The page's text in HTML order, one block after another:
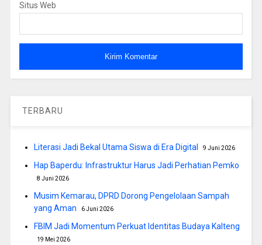
Situs Web
TERBARU
Literasi Jadi Bekal Utama Siswa di Era Digital 9 Juni 2026
Hap Baperdu: Infrastruktur Harus Jadi Perhatian Pemko
8 Juni 2026
Musim Kemarau, DPRD Dorong Pengelolaan Sampah
yang Aman
6 Juni 2026
FBIM Jadi Momentum Perkuat Identitas Budaya Kalteng
19 Mei 2026